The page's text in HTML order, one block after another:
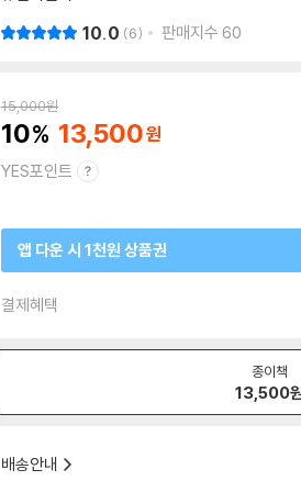
10.0 6 판매지수 60
15,000원
10 13,500
YES포인트
앱 다운 시 1천원 상품권
결제혜택
종이책
13,500
배송안내